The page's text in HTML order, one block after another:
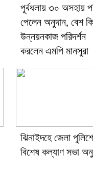
পূর্বধলায় ৩০ অসহায়
পেলেন অনুদান, বেশ
উন্নয়নকাজ পরিদর্শন
করলেন এমপি মানসুরা
ঝিনাইদহে জেলা
বিশেষ কল্যাণ সভা